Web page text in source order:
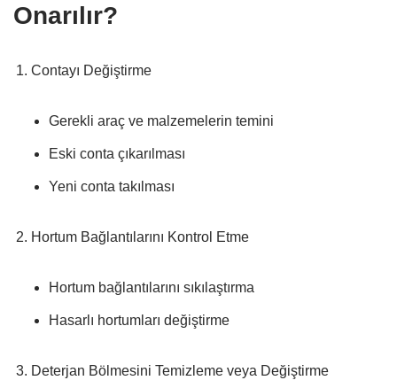
Onarılır?
Contayı Değiştirme
Gerekli araç ve malzemelerin temini
Eski conta çıkarılması
Yeni conta takılması
Hortum Bağlantılarını Kontrol Etme
Hortum bağlantılarını sıkılaştırma
Hasarlı hortumları değiştirme
Deterjan Bölmesini Temizleme veya Değiştirme